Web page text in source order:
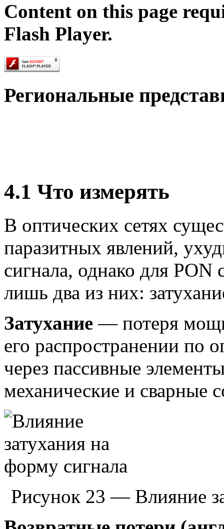
Content on this page
Flash Player.
Региональные
4.1 Что измерять
В оптических сетях
паразитных явлений,
сигнала, однако для
лишь два из них:
Затухание — потеря
его распространении по
через пассивные
механические и сварные
Рисунок 23 — Влияние